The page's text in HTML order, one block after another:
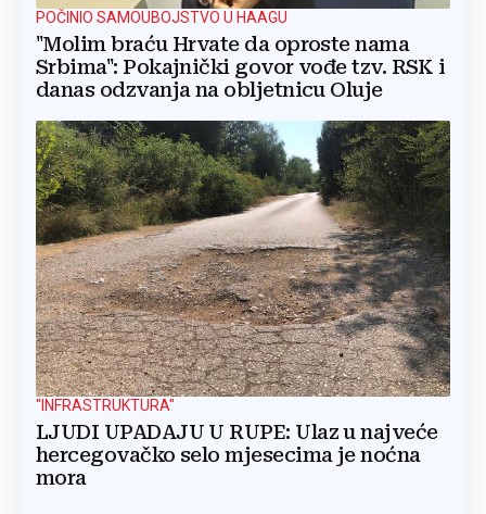
POČINIO SAMOUBOJSTVO U HAAGU
"Molim braću Hrvate da oproste nama
Srbima": Pokajnički govor vođe tzv. RSK i
danas odzvanja na obljetnicu Oluje
"INFRASTRUKTURA"
LJUDI UPADAJU U RUPE: Ulaz u najveće
hercegovačko selo mjesecima je noćna
mora